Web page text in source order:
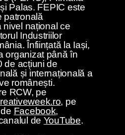
Palas. FEPIC este
patronală
nivel național ce
Industriilor
Înființată la Iași,
organizat până în
de acțiuni de
și internațională a
românești.
RCW, pe
, pe
Facebook,
de YouTube.